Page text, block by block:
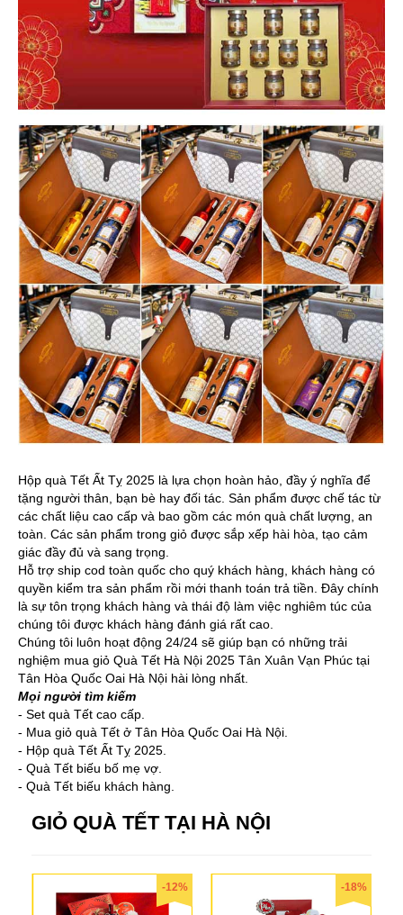
Hộp quà Tết Ất Tỵ 2025 là lựa chọn hoàn hảo, đầy ý nghĩa để
tặng người thân, bạn bè hay đối tác. Sản phẩm được chế tác từ
các chất liệu cao cấp và bao gồm các món quà chất lượng, an
toàn. Các sản phẩm trong giỏ được sắp xếp hài hòa, tạo cảm
giác đầy đủ và sang trọng.
Hỗ trợ ship cod toàn quốc cho quý khách hàng, khách hàng có
quyền kiểm tra sản phẩm rồi mới thanh toán trả tiền. Đây chính
là sự tôn trọng khách hàng và thái độ làm việc nghiêm túc của
chúng tôi được khách hàng đánh giá rất cao.
Chúng tôi luôn hoạt động 24/24 sẽ giúp bạn có những trải
nghiệm mua giỏ Quà Tết Hà Nội 2025 Tân Xuân Vạn Phúc tại
Tân Hòa Quốc Oai Hà Nội hài lòng nhất.
Mọi người tìm kiếm
- Set quà Tết cao cấp.
- Mua giỏ quà Tết ở Tân Hòa Quốc Oai Hà Nội.
- Hộp quà Tết Ất Tỵ 2025.
- Quà Tết biếu bố mẹ vợ.
- Quà Tết biếu khách hàng.
GIỎ QUÀ TẾT TẠI HÀ NỘI
-12% -18%